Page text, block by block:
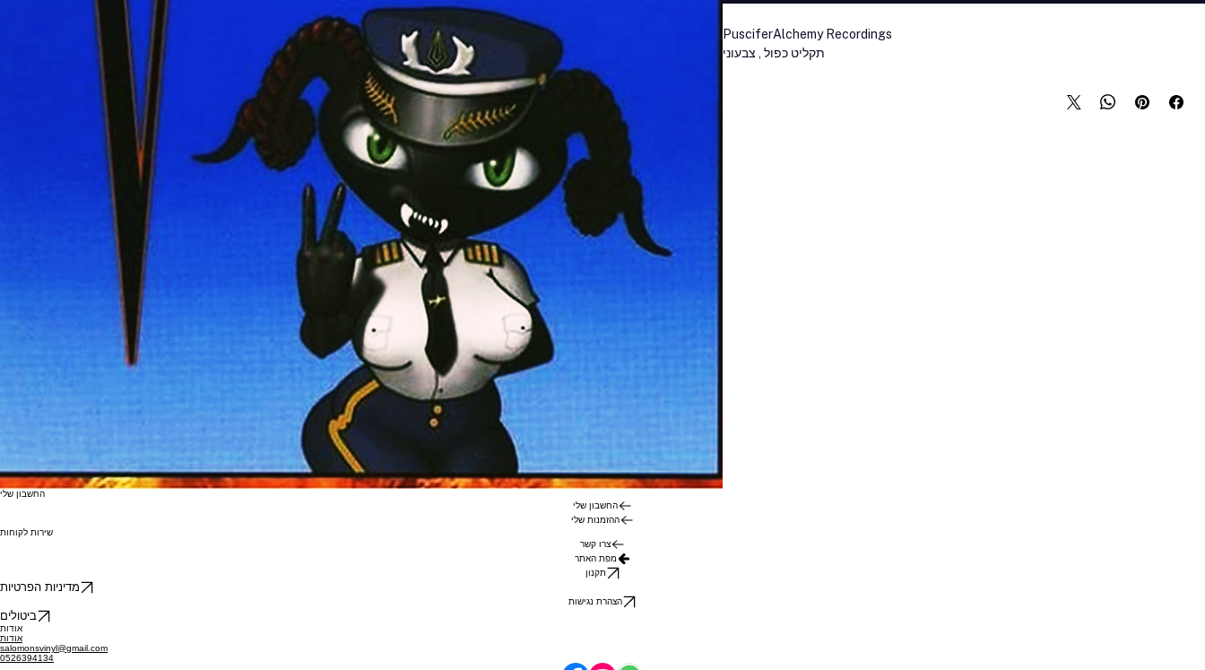
PusciferAlchemy Recordings
תקליט כפול , צבעוני
החשבון שלי
החשבון שלי
ההזמנות שלי
שירות לקוחות
צרו קשר
מפת האתר
תקנון
מדיניות הפרטיות
הצהרת נגישות
ביטולים
אודות
אודות
salomonsvinyl@gmail.com
0526394134